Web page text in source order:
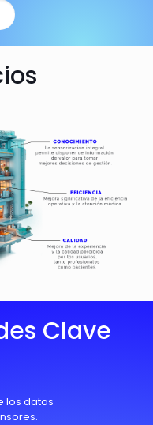
Clave
los datos